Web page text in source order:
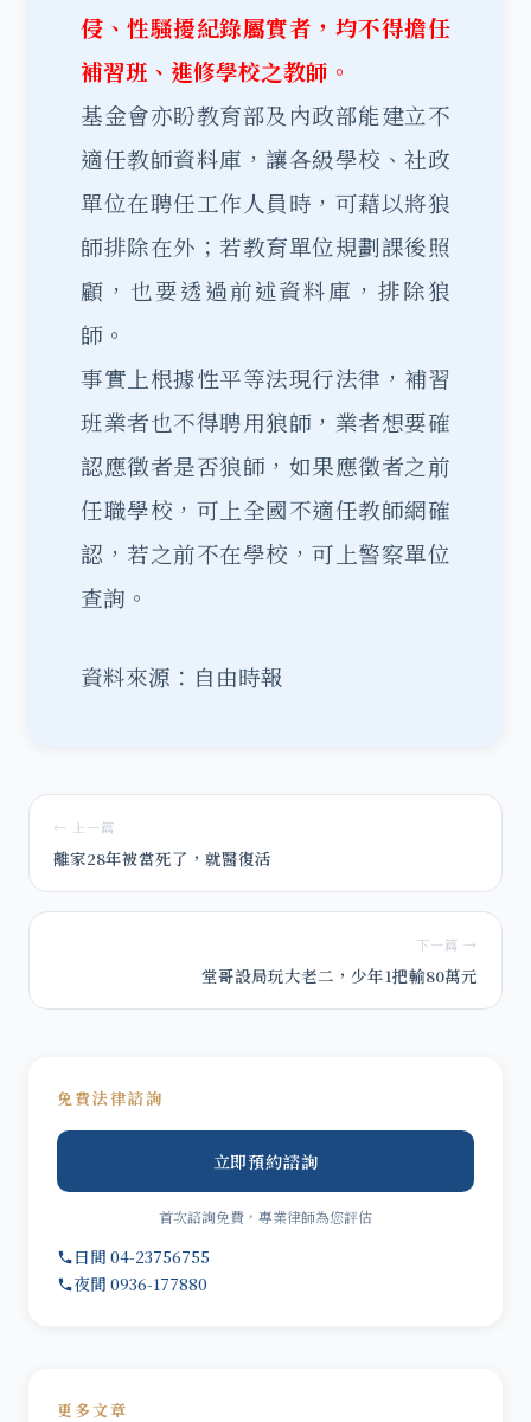
侵、性騷擾紀錄屬實者，均不得擔任
補習班、進修學校之教師。
基金會亦盼教育部及內政部能建立不
適任教師資料庫，讓各級學校、社政
單位在聘任工作人員時，可藉以將狼
師排除在外；若教育單位規劃課後照
顧，也要透過前述資料庫，排除狼
師。
事實上根據性平等法現行法律，補習
班業者也不得聘用狼師，業者想要確
認應徵者是否狼師，如果應徵者之前
任職學校，可上全國不適任教師網確
認，若之前不在學校，可上警察單位
查詢。
資料來源：自由時報
← 上一篇
離家28年被當死了，就醫復活
下一篇 →
堂哥設局玩大老二，少年1把輸80萬元
免費法律諮詢
立即預約諮詢
首次諮詢免費，專業律師為您評估
日間 04-23756755
夜間 0936-177880
更多文章